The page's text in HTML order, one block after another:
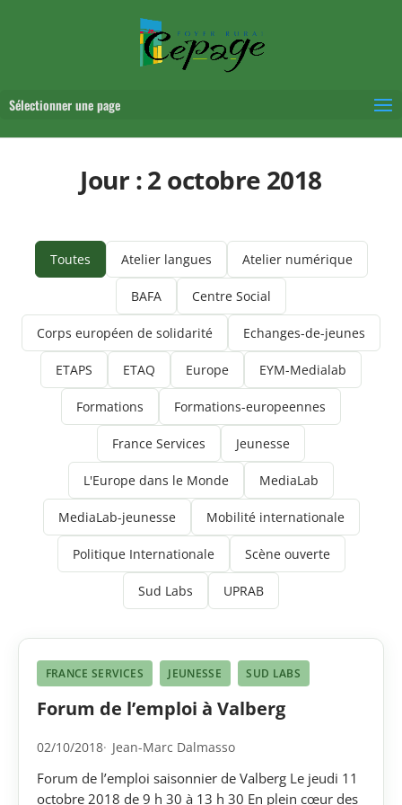
Sélectionner une page
Jour :2 octobre 2018
Toutes Atelier langues Atelier numérique
BAFA Centre Social
Corps européen de solidarité Echanges-de-jeunes
ETAPS ETAQ Europe EYM-Medialab
Formations Formations-europeennes
France Services Jeunesse
L'Europe dans le Monde MediaLab
MediaLab-jeunesse Mobilité internationale
Politique Internationale Scène ouverte
Sud Labs UPRAB
FRANCE SERVICES JEUNESSE SUD LABS
Forum de l’emploi à Valberg
02/10/2018 Jean-Marc Dalmasso
Forum de l’emploi saisonnier de Valberg Le jeudi 11
octobre 2018 de 9 h 30 à 13 h 30 En plein cœur des